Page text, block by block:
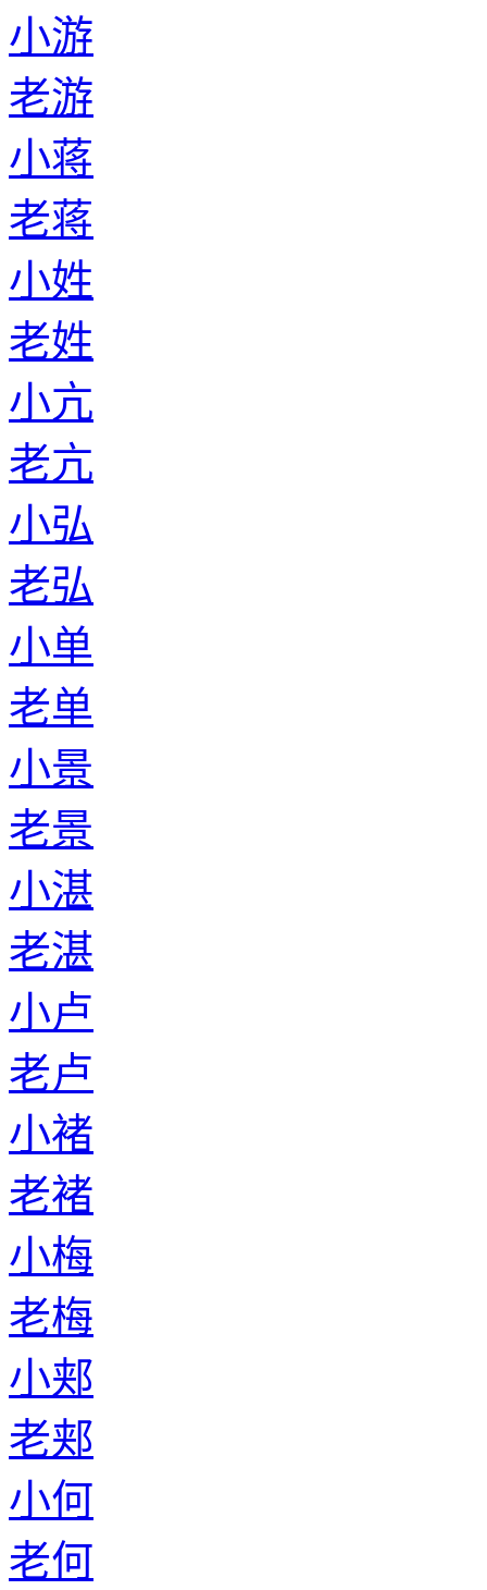
小游
老游
小蒋
老蒋
小姓
老姓
小亢
老亢
小弘
老弘
小单
老单
小景
老景
小湛
老湛
小卢
老卢
小褚
老褚
小梅
老梅
小郏
老郏
小何
老何